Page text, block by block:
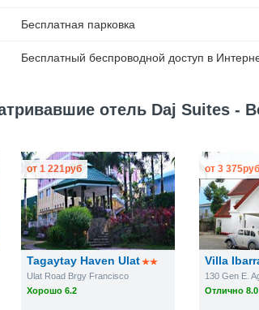
Бесплатная парковка
Бесплатный беспроводной доступ в
отель Daj Suites -
Tagaytay Haven Ulat
Ulat Road Brgy Francisco
Хорошо 6.2
от1 221руб
Villa
Отлично 8.0
от 3 375руб